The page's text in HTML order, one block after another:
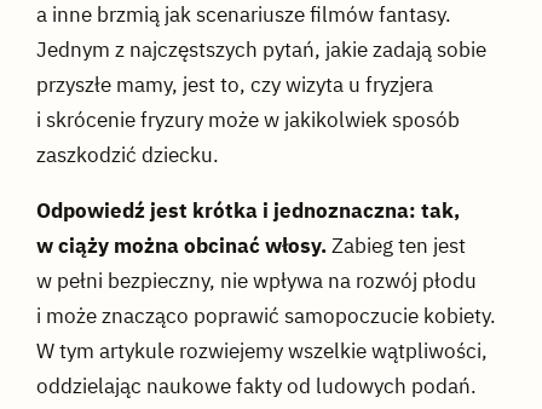
a inne brzmią jak scenariusze filmów fantasy.
Jednym z najczęstszych pytań, jakie zadają sobie
przyszłe mamy, jest to, czy wizyta u fryzjera
i skrócenie fryzury może w jakikolwiek sposób
zaszkodzić dziecku.
Odpowiedź jest krótka i jednoznaczna: tak,
w ciąży można obcinać włosy.Zabieg ten jest
w pełni bezpieczny, nie wpływa na rozwój płodu
i może znacząco poprawić samopoczucie kobiety.
W tym artykule rozwiejemy wszelkie wątpliwości,
oddzielając naukowe fakty od ludowych podań.